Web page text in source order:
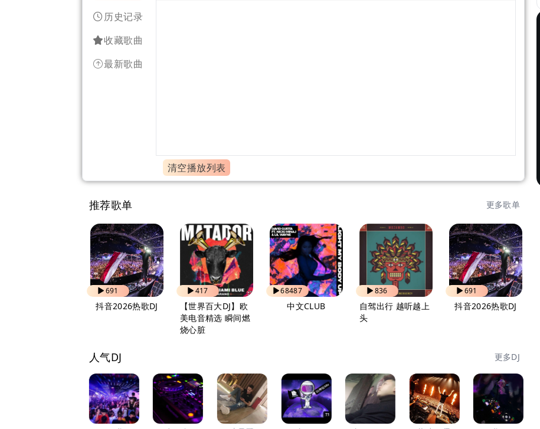
历史记录
收藏歌曲
最新歌曲
清空播放列表
推荐歌单 更多歌单
691
抖音2026热歌DJ
417
【世界百大DJ】欧
美电音精选 瞬间燃
烧心脏
68487
中文CLUB
836
自驾出行 越听越上
头
691
抖音2026热歌DJ
人气DJ 更多DJ